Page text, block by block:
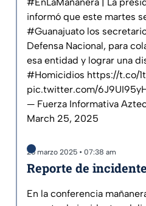
informó que este martes
#Guanajuato los
Defensa Nacional, para
esa entidad y lograr una
#Homicidios https://t.co/
pic.twitter.com/
— Fuerza Informativa
March 25, 2025
25 marzo 2025 • 07:38 am
Reporte de
En la conferencia